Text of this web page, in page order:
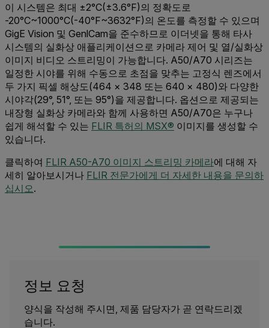
이 시스템은 최대 ±2°C(±3.6°F)의 정확도로
-20°C~1000°C(-40°F~3632°F)의 온도를 측정할 수 있으며
GigE Vision 및 GenlCam을 준수하므로 이더넷을 통해 타사
시스템의 실화상 애플리케이션으로 카메라 제어 및 열/실화상
이미지 비디오 스트리밍이 가능합니다. A50/A70 시리즈는
일정한 시야를 위해 수동으로 초점을 맞추는 고정식 렌즈에서
두 가지 픽셀 해상도(464 × 348 또는 640 × 480)와 다양한
시야각(29°, 51°, 또는 95°)을 제공합니다. 옵션으로 제공되는
내장형 실화상 카메라와 함께 사용하면 A50/A70은 누구나
쉽게 해석할 수 있는 FLIR 특허의 MSX® 이미지를 생성할 수
있습니다.
클릭하여 FLIR A50-A70 이미지 스트리밍 카메라에 대해 자
세히 알아보시거나 FLIR 전문가에게 더 자세한 내용을 문의하
십시오.
정보 요청
양식을 작성해 주시면, 제품 담당자가 곧 연락드리겠
습니다.